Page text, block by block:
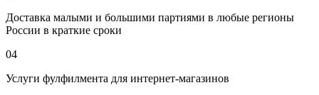
Доставка малыми и большими партиями в любые регионы
России в краткие сроки
04
Услуги фулфилмента для интернет-магазинов